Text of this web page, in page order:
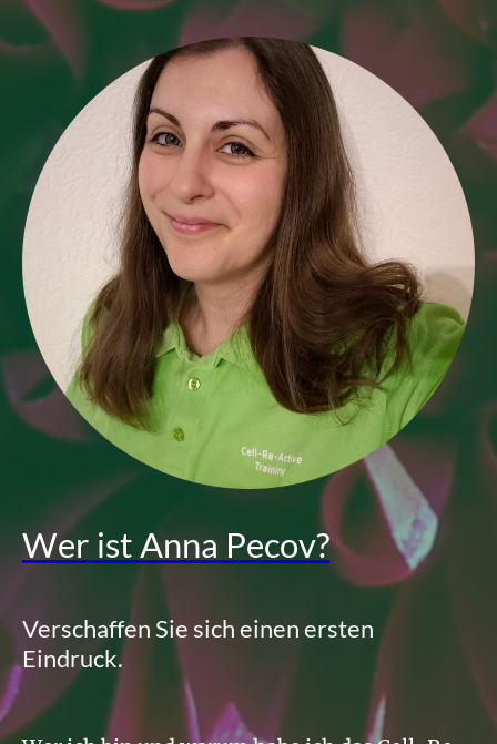
Wer ist Anna Pecov?
Verschaffen Sie sich einen ersten
Eindruck.